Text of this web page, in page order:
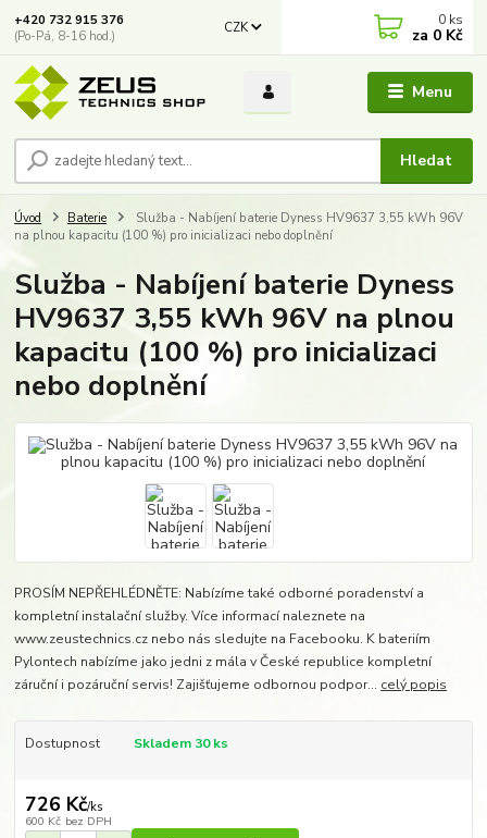
Menu
CZK
Hledat
+420 732 915 376
(Po-Pá, 8-16 hod.)
0 ks
za 0 Kč
Úvod Baterie
Služba - Nabíjení baterie Dyness HV9637 3,55 kWh 96V
na plnou kapacitu (100 %) pro inicializaci nebo doplnění
Služba - Nabíjení baterie Dyness
HV9637 3,55 kWh 96V na plnou
kapacitu (100 %) pro inicializaci
nebo doplnění
PROSÍM NEPŘEHLÉDNĚTE: Nabízíme také odborné poradenství a
kompletní instalační služby. Více informací naleznete na
www.zeustechnics.cz nebo nás sledujte na Facebooku. K bateriím
Pylontech nabízíme jako jedni z mála v České republice kompletní
záruční i pozáruční servis! Zajišťujeme odbornou podpor... celý popis
Dostupnost Skladem 30 ks
726 Kč/ks
600 Kč bez DPH